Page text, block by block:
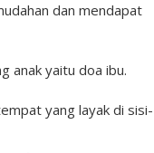
dan mendapat
anak yaitu doa ibu.
yang layak di sisi-